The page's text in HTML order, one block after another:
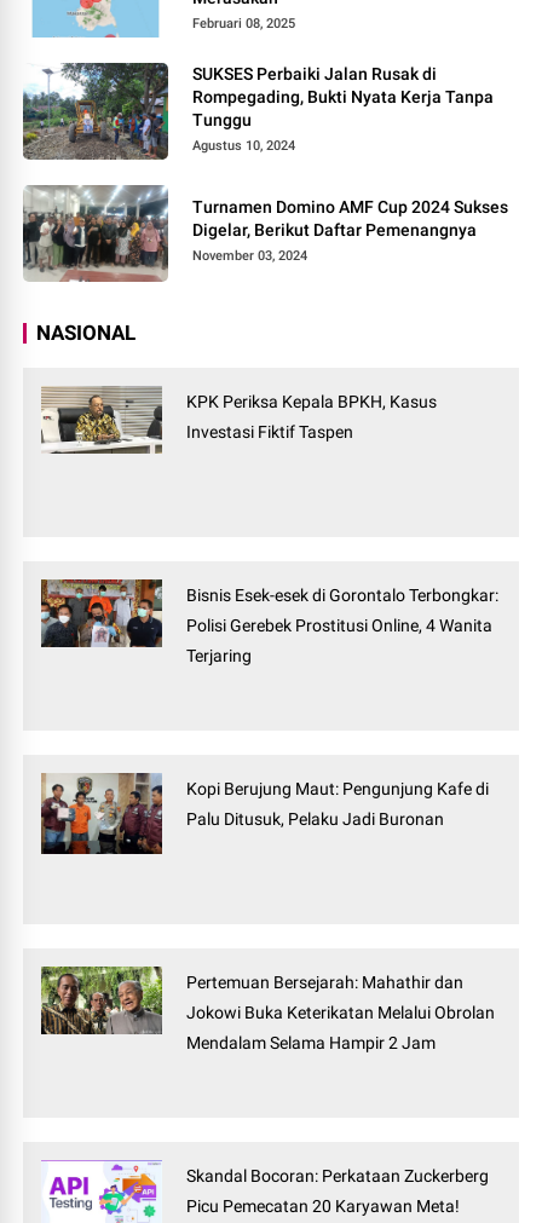
Februari 08, 2025
SUKSES Perbaiki Jalan Rusak di
Rompegading, Bukti Nyata Kerja Tanpa
Tunggu
Agustus 10, 2024
Turnamen Domino AMF Cup 2024 Sukses
Digelar, Berikut Daftar Pemenangnya
November 03, 2024
NASIONAL
KPK Periksa Kepala BPKH, Kasus
Investasi Fiktif Taspen
Bisnis Esek-esek di Gorontalo Terbongkar:
Polisi Gerebek Prostitusi Online, 4 Wanita
Terjaring
Kopi Berujung Maut: Pengunjung Kafe di
Palu Ditusuk, Pelaku Jadi Buronan
Pertemuan Bersejarah: Mahathir dan
Jokowi Buka Keterikatan Melalui Obrolan
Mendalam Selama Hampir 2 Jam
Skandal Bocoran: Perkataan Zuckerberg
Picu Pemecatan 20 Karyawan Meta!